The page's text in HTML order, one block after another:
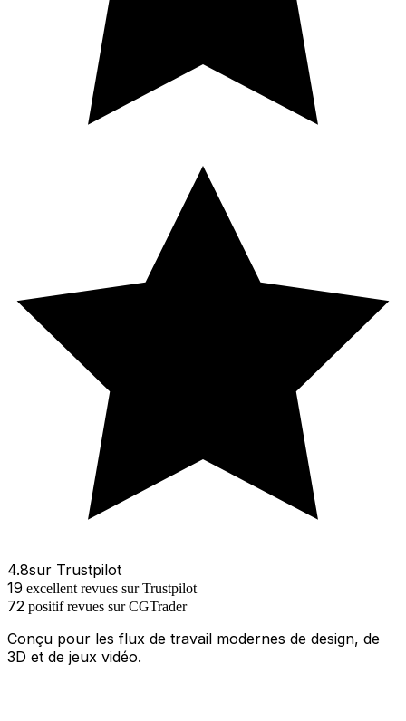
4.8sur Trustpilot
19 excellent revues sur Trustpilot
72 positif revues sur CGTrader
Conçu pour les flux de travail modernes de design, de
3D et de jeux vidéo.